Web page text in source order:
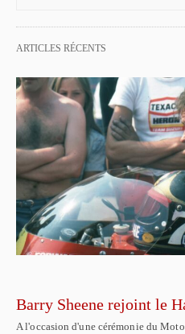
ARTICLES RÉCENTS
Barry Sheene rejoint le
A l'occasion d'une cérémonie du